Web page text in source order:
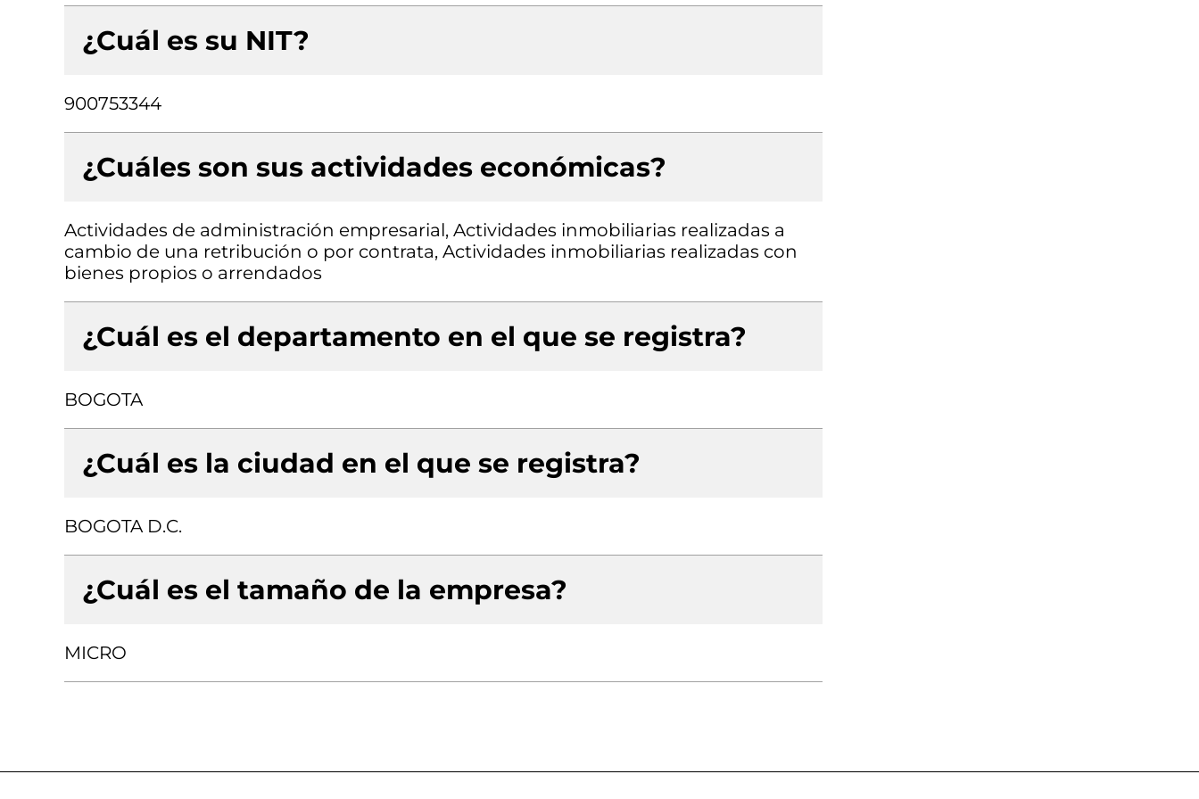
¿Cuál es su NIT?
900753344
¿Cuáles son sus actividades económicas?
Actividades de administración empresarial, Actividades inmobiliarias realizadas a
cambio de una retribución o por contrata, Actividades inmobiliarias realizadas con
bienes propios o arrendados
¿Cuál es el departamento en el que se registra?
BOGOTA
¿Cuál es la ciudad en el que se registra?
BOGOTA D.C.
¿Cuál es el tamaño de la empresa?
MICRO